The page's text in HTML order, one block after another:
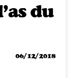
du
06/12/2018